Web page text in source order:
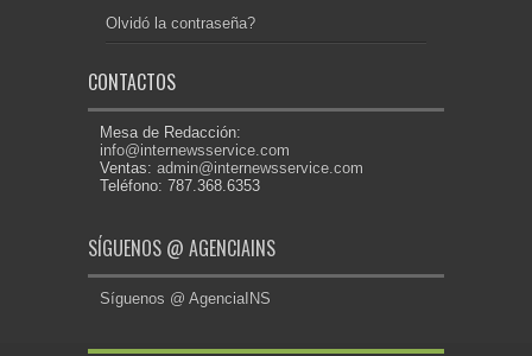
Olvidó la contraseña?
CONTACTOS
Mesa de Redacción:
info@internewsservice.com
Ventas: admin@internewsservice.com
Teléfono: 787.368.6353
SÍGUENOS @ AGENCIAINS
Síguenos @ AgenciaINS